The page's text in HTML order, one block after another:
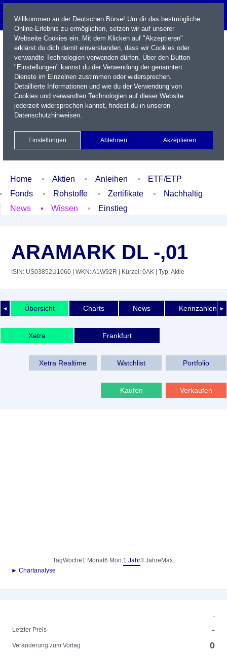
Name / WKN / ISIN / Kürzel
Xetra Realtime
Watchlist Portfolio Login
Home Aktien Anleihen
ETF/ETP
Fonds
Rohstoffe Zertifikate
Nachhaltig
News
Wissen Einstieg
ARAMARK DL -,01
ISIN: US03852U1060 | WKN: A1W92R | Kürzel: 0AK | Typ: Aktie
◄ ►
Übersicht Charts News Kennzahlen
Xetra Frankfurt
Xetra Realtime Watchlist Portfolio
Kaufen Verkaufen
TagWoche1 Monat6 Mon.1 Jahr3 Jahre Max.
► Chartanalyse
-
Letzter Preis
-
Veränderung zum Vortag 0
Willkommen an der Deutschen Börse! Um dir das bestmögliche
Online-Erlebnis zu ermöglichen, setzen wir auf unserer
Webseite Cookies ein. Mit dem Klicken auf "Akzeptieren"
erklärst du dich damit einverstanden, dass wir Cookies oder
verwandte Technologien verwenden dürfen. Über den Button
"Einstellungen" kannst du der Verwendung der genannten
Dienste im Einzelnen zustimmen oder widersprechen.
Detaillierte Informationen und wie du der Verwendung von
Cookies und verwandten Technologien auf dieser Website
jederzeit widersprechen kannst, findest du in unseren
Datenschutzhinweisen.
Einstellungen Ablehnen Akzeptieren